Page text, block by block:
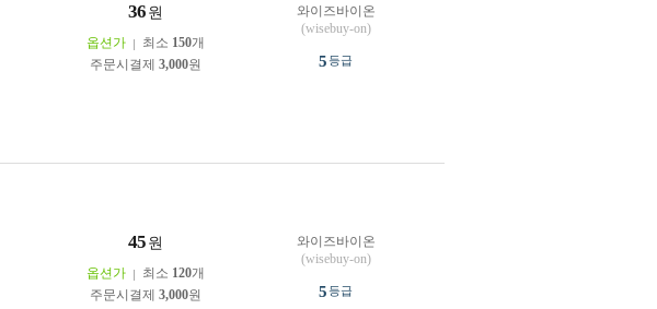
36 원
옵션가 최소 150개
주문시결제 3,000원
와이즈바이온
(wisebuy-on)
5등급
45 원
옵션가 최소 120개
주문시결제 3,000원
와이즈바이온
(wisebuy-on)
5등급